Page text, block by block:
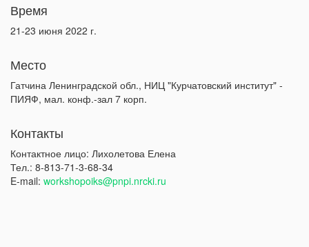
Время
21-23 июня 2022 г.
Место
Гатчина Ленинградской обл., НИЦ "Курчатовский институт" -
ПИЯФ, мал. конф.-зал 7 корп.
Контакты
Контактное лицо: Лихолетова Елена
Тел.: 8-813-71-3-68-34
E-mail: workshopoiks@pnpi.nrcki.ru